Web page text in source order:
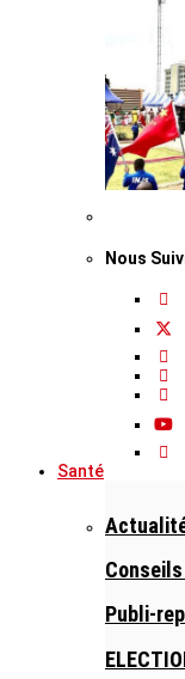
Nous
Santé
Publi-